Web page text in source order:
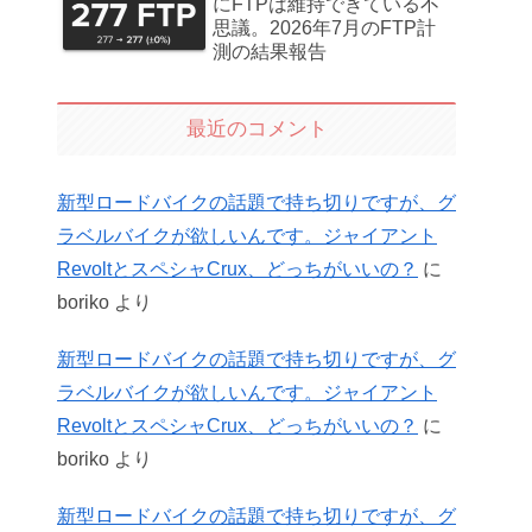
にFTPは維持できている不
思議。2026年7月のFTP計
測の結果報告
最近のコメント
新型ロードバイクの話題で持ち切りですが、グ
ラベルバイクが欲しいんです。ジャイアント
RevoltとスペシャCrux、どっちがいいの？ に
boriko より
新型ロードバイクの話題で持ち切りですが、グ
ラベルバイクが欲しいんです。ジャイアント
RevoltとスペシャCrux、どっちがいいの？ に
boriko より
新型ロードバイクの話題で持ち切りですが、グ